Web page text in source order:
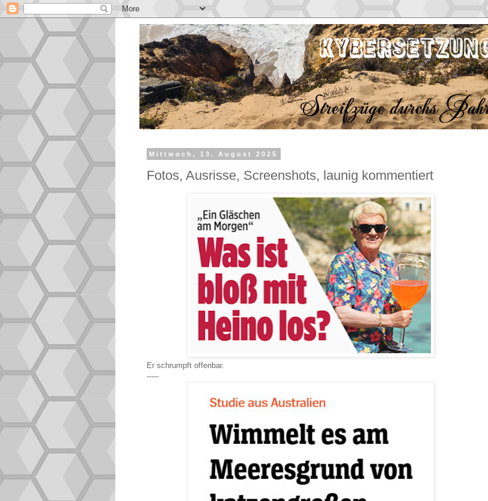
Mittwoch, 13. August 2025
Fotos, Ausrisse, Screenshots, launig kommentiert
Er schrumpft offenbar.
-----